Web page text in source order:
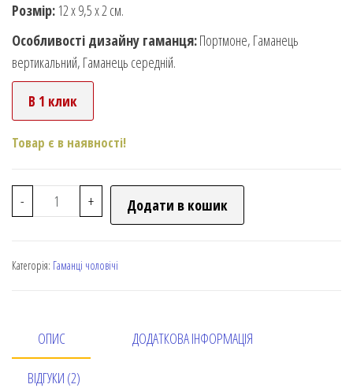
Розмір: 12 х 9,5 х 2 см.
Особливості дизайну гаманця:Портмоне, Гаманець
вертикальний, Гаманець середній.
В 1 клик
Товар є в наявності!
- + Додати в кошик
Категорія: Гаманці чоловічі
ОПИС ДОДАТКОВА ІНФОРМАЦІЯ
ВІДГУКИ (2)